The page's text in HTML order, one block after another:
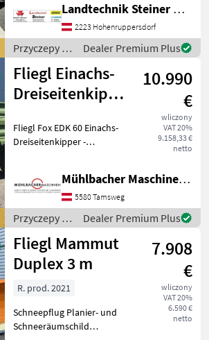
Typisierung,
Höchstzulässiges
Gesamtgewicht 5.500 kg,
Stützlast 1.000 kg,
Anhängehöhe c
Landtechnik Steiner GmbH
2223 Hohenruppersdorf
Przyczepy /
Fliegl
Dealer Premium Plus
Fliegl Einachs-
Dreiseitenkipper
6to
10.990
€
wliczony
VAT 20%
9.158,33 €
netto
Fliegl Fox EDK 60 Einachs-
Dreiseitenkipper -
500mm - Getreideauslauf -
Zentralverriegelung links
rechts und hinte
Mühlbacher Maschinen GmbH
5580 Tamsweg
Przyczepy /
Fliegl
Dealer Premium Plus
Fliegl Mammut
Duplex 3 m
7.908
€
wliczony
VAT 20%
6.590 €
netto
R. prod. 2021
Schneepflug Planier- und
Schneeräumschild